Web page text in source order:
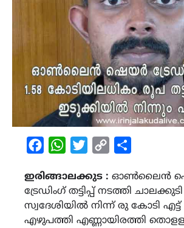
FacebookWhatsAppTwitterCopy
ഇരിങ്ങാലക്കുട : ഓൺലൈൻ
ട്രേഡിംഗ് തട്ടിപ്പ് നടത്തി
സ്വദേശിയിൽ നിന്ന് രു കോടി
എഴുപത്തി എണ്ണായിരത്തി